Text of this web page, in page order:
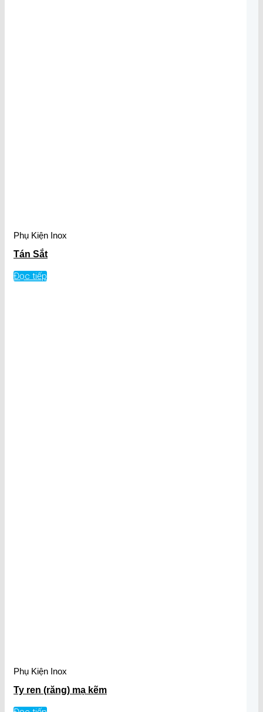
Phụ Kiện Inox
Tán Sắt
Đọc tiếp
Phụ Kiện Inox
Ty ren (răng) mạ kẽm